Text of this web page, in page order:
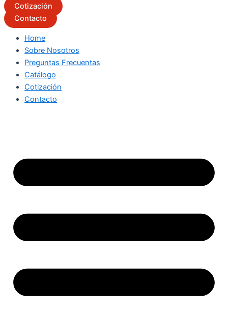
Cotización
Contacto
Home
Sobre Nosotros
Preguntas Frecuentas
Catálogo
Cotización
Contacto